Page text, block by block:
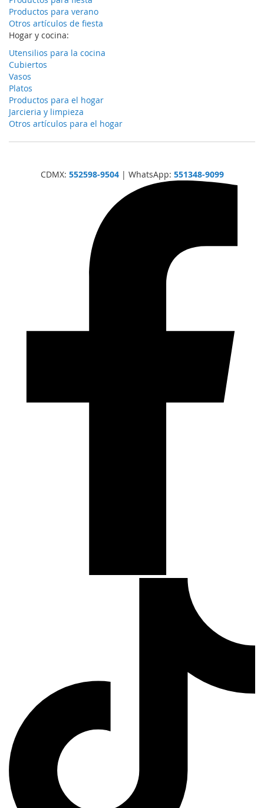
Productos para verano
Otros artículos de fiesta
Hogar y cocina:
Utensilios para la cocina
Cubiertos
Vasos
Platos
Productos para el hogar
Jarcieria y limpieza
Otros artículos para el hogar
CDMX: 552598-9504| WhatsApp: 551348-9099